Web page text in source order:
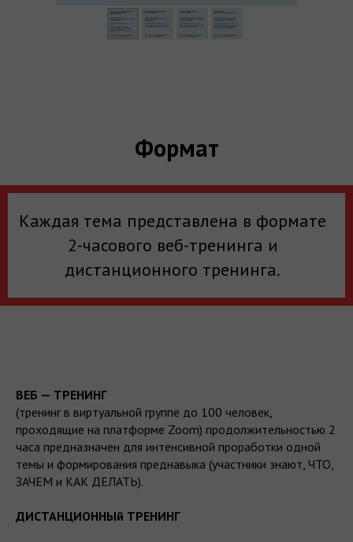
Формат
Каждая тема представлена в формате
2-часового веб-тренинга и
дистанционного тренинга.
ВЕБ — ТРЕНИНГ
(тренинг в виртуальной группе до 100 человек,
проходящие на платформе Zoom) продолжительностью 2
часа предназначен для интенсивной проработки одной
темы и формирования преднавыка (участники знают, ЧТО,
ЗАЧЕМ и КАК ДЕЛАТЬ).
ДИСТАНЦИОННЫй ТРЕНИНГ